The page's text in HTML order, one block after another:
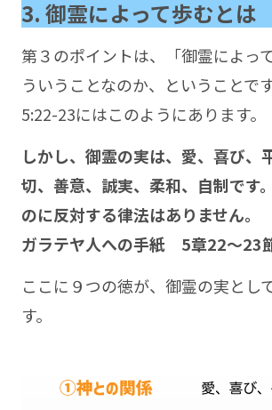
3. 御霊によって歩むとは
第３のポイントは、「御霊によっ
ういうことなのか、ということで
5:22-23にはこのようにあります。
しかし、御霊の実は、愛、喜び、
切、善意、誠実、柔和、自制です
のに反対する律法はありません。
ガラテヤ人への手紙 5章22～23
ここに９つの徳が、御霊の実とし
す。